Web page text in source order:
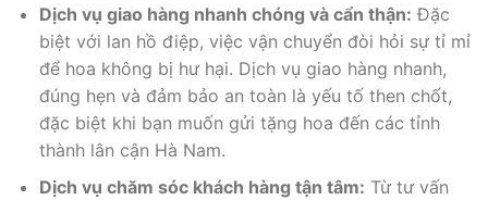
Dịch vụ giao hàng nhanh chóng và cẩn thận: Đặc
biệt với lan hồ điệp, việc vận chuyển đòi hỏi sự tỉ mỉ
để hoa không bị hư hại. Dịch vụ giao hàng nhanh,
đúng hẹn và đảm bảo an toàn là yếu tố then chốt,
đặc biệt khi bạn muốn gửi tặng hoa đến các tỉnh
thành lân cận Hà Nam.
Dịch vụ chăm sóc khách hàng tận tâm: Từ tư vấn